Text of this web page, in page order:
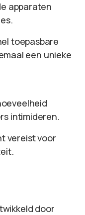
apparaten
toepasbare
een unieke
intimideren.
vereist voor
door